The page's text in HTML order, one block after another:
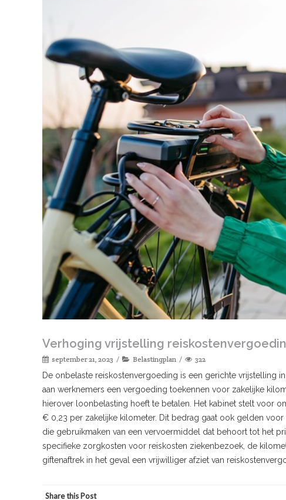
Verhoging vrijstelling
september 21, 2023 Belastingplan 322
De onbelaste reiskostenvergoeding is een gerichte vrijstelling
aan werknemers een vergoeding toekennen voor zakelijke
hierover loonbelasting hoeft te betalen. Het kabinet stelt voor
€ 0,23 per zakelijke kilometer. Dit bedrag gaat ook gelden
die gebruikmaken van een vervoermiddel dat behoort tot het
specifieke zorgkosten voor reiskosten ziekenbezoek, de
giftenaftrek in het geval een vrijwilliger afziet van
Share this Post